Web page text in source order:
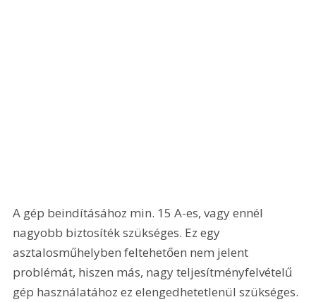
A gép beindításához min. 15 A-es, vagy ennél
nagyobb biztosíték szükséges. Ez egy
asztalosműhelyben feltehetően nem jelent
problémát, hiszen más, nagy teljesítményfelvételű
gép használatához ez elengedhetetlenül szükséges.